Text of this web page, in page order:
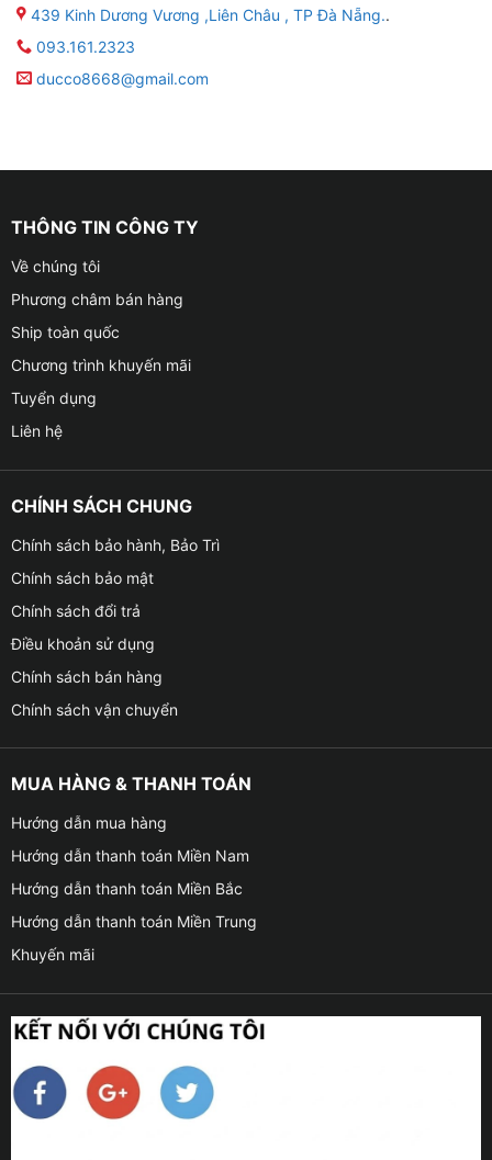
439 Kinh Dương Vương ,Liên Châu , TP Đà Nẵng..
093.161.2323
ducco8668@gmail.com
THÔNG TIN CÔNG TY
Về chúng tôi
Phương châm bán hàng
Ship toàn quốc
Chương trình khuyến mãi
Tuyển dụng
Liên hệ
CHÍNH SÁCH CHUNG
Chính sách bảo hành, Bảo Trì
Chính sách bảo mật
Chính sách đổi trả
Điều khoản sử dụng
Chính sách bán hàng
Chính sách vận chuyển
MUA HÀNG & THANH TOÁN
Hướng dẫn mua hàng
Hướng dẫn thanh toán Miền Nam
Hướng dẫn thanh toán Miền Bắc
Hướng dẫn thanh toán Miền Trung
Khuyến mãi